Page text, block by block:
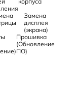
Замена
дисплея
(экрана)
Прошивка
(Обновление
ПО)